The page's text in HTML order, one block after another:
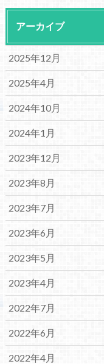
アーカイブ
2025年12月
2025年4月
2024年10月
2024年1月
2023年12月
2023年8月
2023年7月
2023年6月
2023年5月
2023年4月
2022年7月
2022年6月
2022年4月